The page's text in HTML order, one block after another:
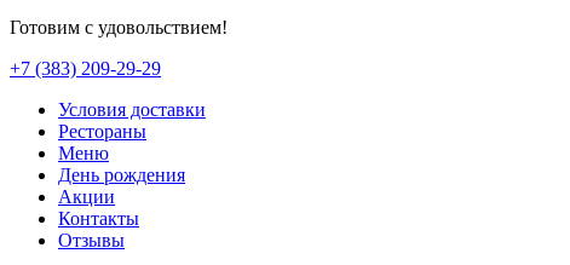
Готовим с удовольствием!
+7 (383) 209-29-29
Условия доставки
Рестораны
Меню
День рождения
Акции
Контакты
Отзывы